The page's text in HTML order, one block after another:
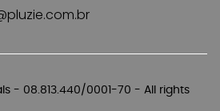
- 08.813.440/0001-70 - All rights